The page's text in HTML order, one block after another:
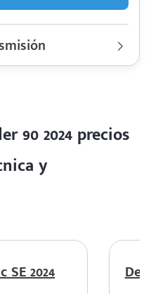
90 2024 precios
y
2024